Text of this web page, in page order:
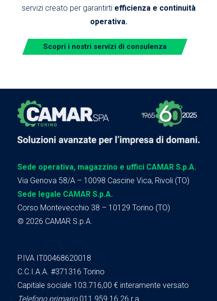
servizi creato per garantirti efficienza e continuità
operativa.
Scopri i nostri servizi di consulenza
Sede operativa, magazzino e uffici CAMAR S.p.A.
Via Genova 58/A – 10098 Cascine Vica, Rivoli (TO)
Sede legale CAMAR S.p.A.
Corso Montevecchio 38 – 10129 Torino (TO)
© 2026 CAMAR S.p.A.
P.IVA IT00468620018
C.C.I.A.A. #371316 Torino
Capitale sociale 103.716,00 € interamente versato
Telefono primario011.959.16.26 r.a.